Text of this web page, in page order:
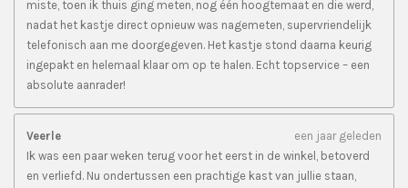
miste, toen ik thuis ging meten, nog één hoogtemaat en die werd,
nadat het kastje direct opnieuw was nagemeten, supervriendelijk
telefonisch aan me doorgegeven. Het kastje stond daarna keurig
ingepakt en helemaal klaar om op te halen. Echt topservice – een
absolute aanrader!
Veerle
een jaar geleden
Ik was een paar weken terug voor het eerst in de winkel, betoverd
en verliefd. Nu ondertussen een prachtige kast van jullie staan,